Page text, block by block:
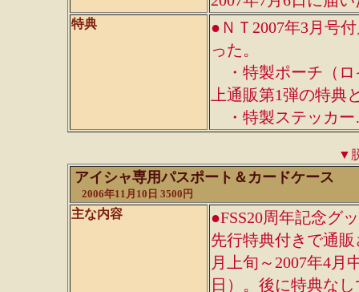
特典
●ＮＴ2007年3月号
った。
・特製ポーチ（ロ
上通販第1弾の特典
・特製ステッカー
▼
アイシャ専用パスポート＆カードケース
2006年11月10日 3500円
主な内容
●FSS20周年記念グ
先行特典付きで通
月上旬～2007年4月
日）。後に特典な